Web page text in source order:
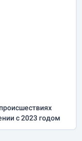
с 2023 годом